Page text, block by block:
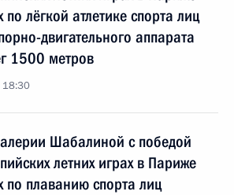
лёгкой атлетике спорта лиц
двигательного аппарата
1500 метров
18:30
Шабалиной с победой
летних играх в Париже
по плаванию спорта лиц